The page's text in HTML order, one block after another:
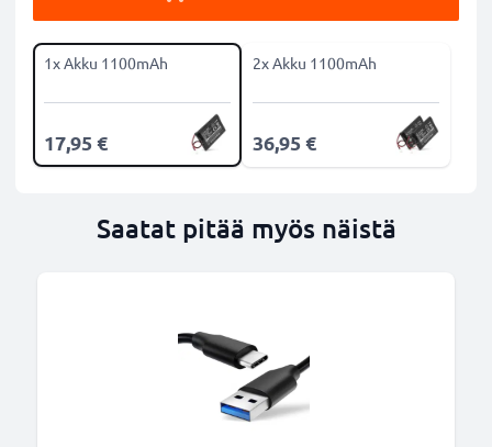
1x Akku 1100mAh
17,95 €
2x Akku 1100mAh
36,95 €
Saatat pitää myös näistä